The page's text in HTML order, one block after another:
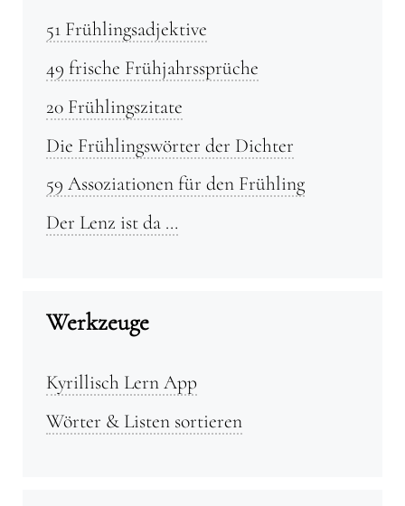
51 Frühlingsadjektive
49 frische Frühjahrssprüche
20 Frühlingszitate
Die Frühlingswörter der Dichter
59 Assoziationen für den Frühling
Der Lenz ist da …
Werkzeuge
Kyrillisch Lern App
Wörter & Listen sortieren